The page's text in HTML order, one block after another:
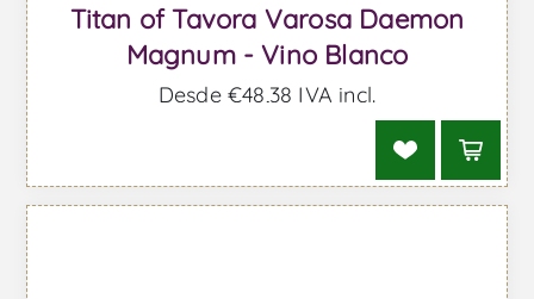
Titan of Tavora Varosa Daemon
Magnum - Vino Blanco
Desde €48,38 IVA incl.